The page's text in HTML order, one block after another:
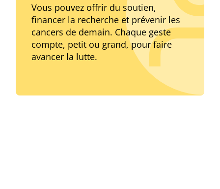
Vous pouvez offrir du soutien,
financer la recherche et prévenir les
cancers de demain. Chaque geste
compte, petit ou grand, pour faire
avancer la lutte.